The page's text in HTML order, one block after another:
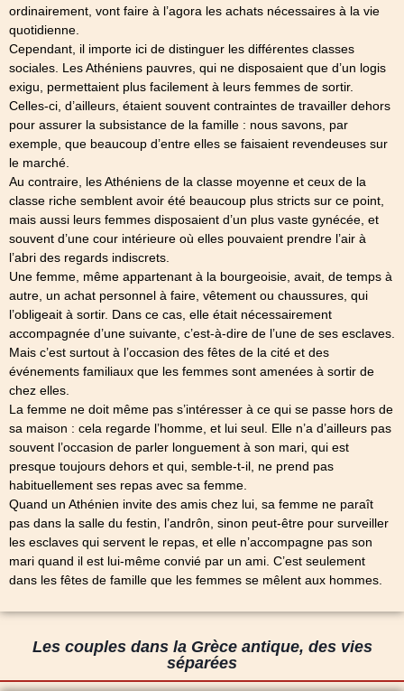
ordinairement, vont faire à l’agora les achats nécessaires à la vie
quotidienne.
Cependant, il importe ici de distinguer les différentes classes
sociales. Les Athéniens pauvres, qui ne disposaient que d’un logis
exigu, permettaient plus facilement à leurs femmes de sortir.
Celles-ci, d’ailleurs, étaient souvent contraintes de travailler dehors
pour assurer la subsistance de la famille : nous savons, par
exemple, que beaucoup d’entre elles se faisaient revendeuses sur
le marché.
Au contraire, les Athéniens de la classe moyenne et ceux de la
classe riche semblent avoir été beaucoup plus stricts sur ce point,
mais aussi leurs femmes disposaient d’un plus vaste gynécée, et
souvent d’une cour intérieure où elles pouvaient prendre l’air à
l’abri des regards indiscrets.
Une femme, même appartenant à la bourgeoisie, avait, de temps à
autre, un achat personnel à faire, vêtement ou chaussures, qui
l’obligeait à sortir. Dans ce cas, elle était nécessairement
accompagnée d’une suivante, c’est-à-dire de l’une de ses esclaves.
Mais c’est surtout à l’occasion des fêtes de la cité et des
événements familiaux que les femmes sont amenées à sortir de
chez elles.
La femme ne doit même pas s’intéresser à ce qui se passe hors de
sa maison : cela regarde l’homme, et lui seul. Elle n’a d’ailleurs pas
souvent l’occasion de parler longuement à son mari, qui est
presque toujours dehors et qui, semble-t-il, ne prend pas
habituellement ses repas avec sa femme.
Quand un Athénien invite des amis chez lui, sa femme ne paraît
pas dans la salle du festin, l’andrôn, sinon peut-être pour surveiller
les esclaves qui servent le repas, et elle n’accompagne pas son
mari quand il est lui-même convié par un ami. C’est seulement
dans les fêtes de famille que les femmes se mêlent aux hommes.
Les couples dans la Grèce antique, des vies
séparées